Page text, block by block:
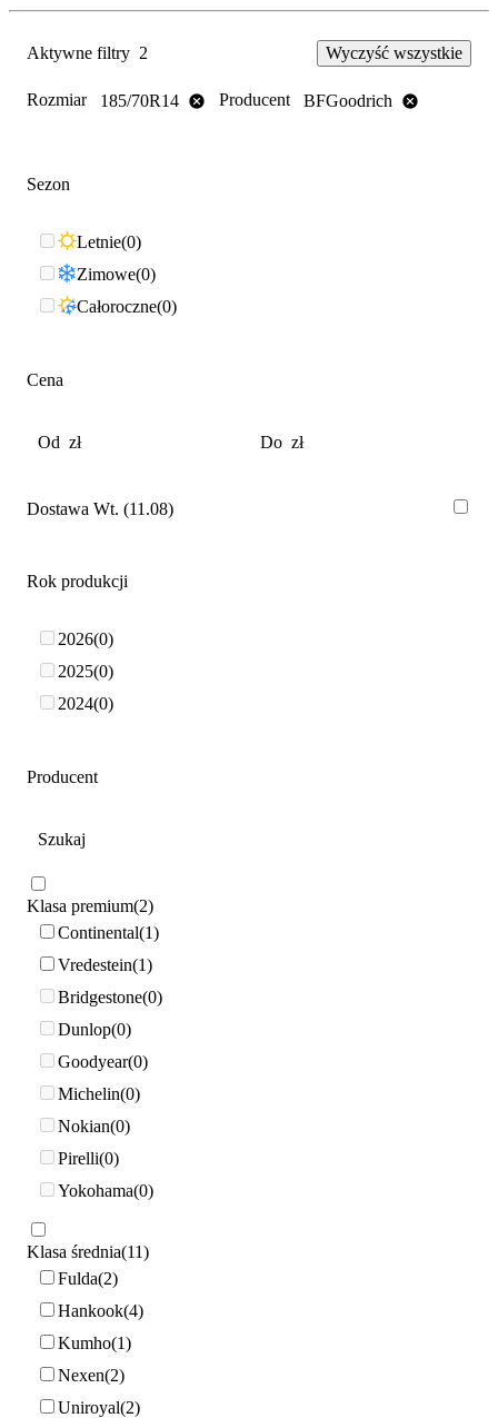
Aktywne filtry 2 Wyczyść wszystkie
Rozmiar 185/70R14 Producent BFGoodrich
Sezon
Letnie 0
Zimowe 0
Całoroczne 0
Cena
Dostawa Wt. (11.08)
Rok produkcji
2026 0
2025 0
2024 0
Producent
Klasa premium 2
Continental 1
Vredestein 1
Bridgestone 0
Dunlop 0
Goodyear 0
Michelin 0
Nokian 0
Pirelli 0
Yokohama 0
Klasa średnia 11
Fulda 2
Hankook 4
Kumho 1
Nexen 2
Uniroyal 2